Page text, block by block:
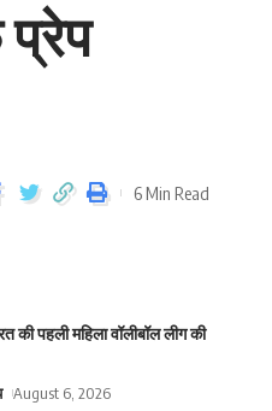
6 Min Read
पहली महिला वॉलीबॉल लीग की
August 6, 2026